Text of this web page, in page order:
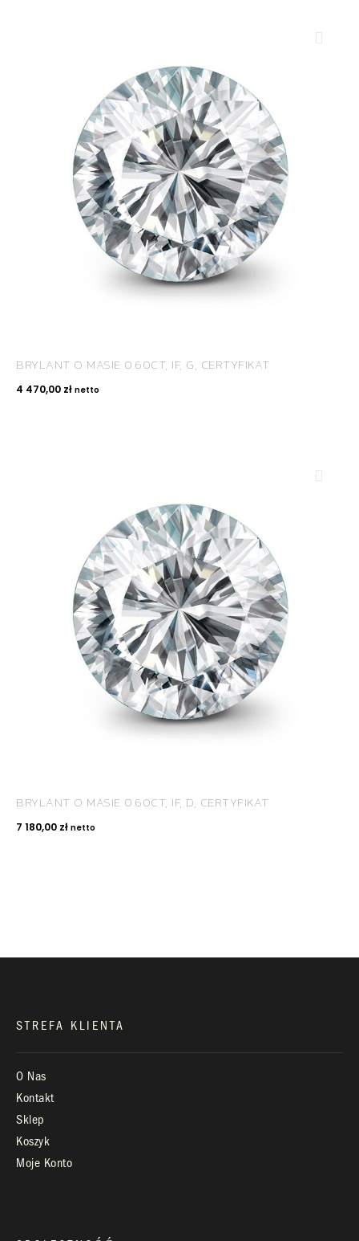
BRYLANT O MASIE 0.60CT, IF, G, CERTYFIKAT
4 470,00 zł netto
BRYLANT O MASIE 0.60CT, IF, D, CERTYFIKAT
7 180,00 zł netto
ROYAL DIAMONDS
Diamenty | Biżuteria | Kamienie dla jubilerów
SALON SPRZEDAŻY
KONTAKT
STREFA KLIENTA
O Nas
Kontakt
Sklep
Koszyk
Moje Konto